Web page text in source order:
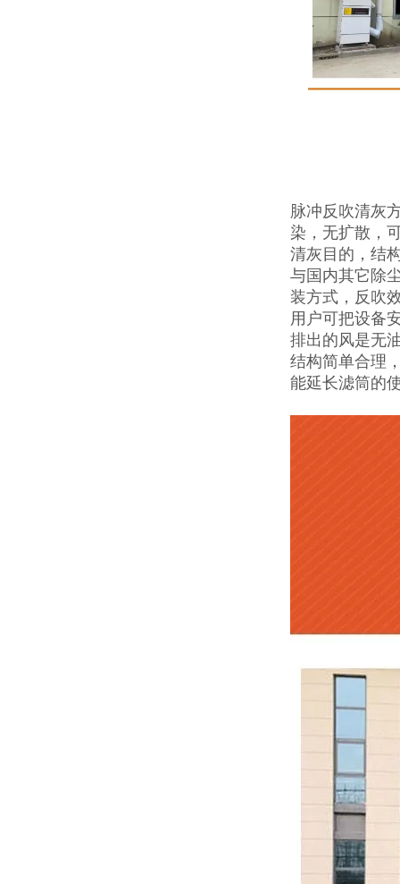
脉冲反吹清灰
染，无扩散，
清灰目的，结
与国内其它除
装方式，反吹
用户可把设备
排出的风是无
结构简单合理
能延长滤筒的